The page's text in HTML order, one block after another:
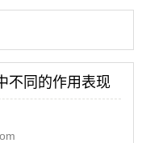
不同的作用表现